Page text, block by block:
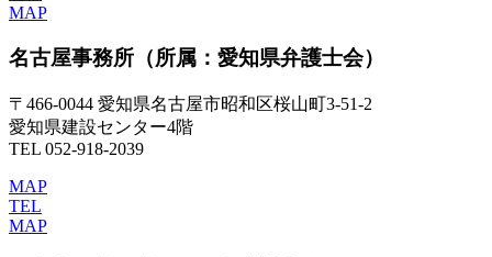
MAP
名古屋事務所 （所属：愛知県弁護士会）
〒466-0044 愛知県名古屋市昭和区桜山町3-51-2
愛知県建設センター4階
TEL 052-918-2039
MAP
TEL
MAP